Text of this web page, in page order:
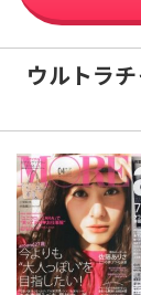
ウルトラ